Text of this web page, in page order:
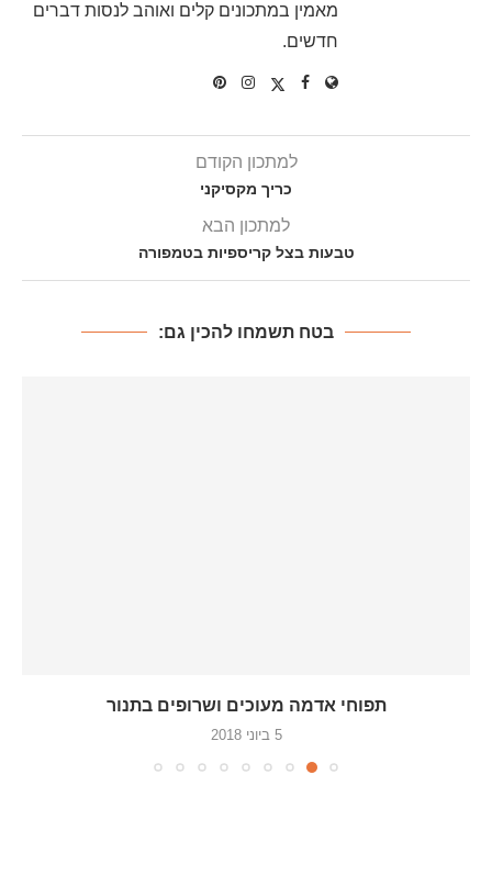
מאמין במתכונים קלים ואוהב לנסות דברים
חדשים.
למתכון הקודם
כריך מקסיקני
למתכון הבא
טבעות בצל קריספיות בטמפורה
בטח תשמחו להכין גם:
תפוחי אדמה מעוכים ושרופים בתנור
5 ביוני 2018